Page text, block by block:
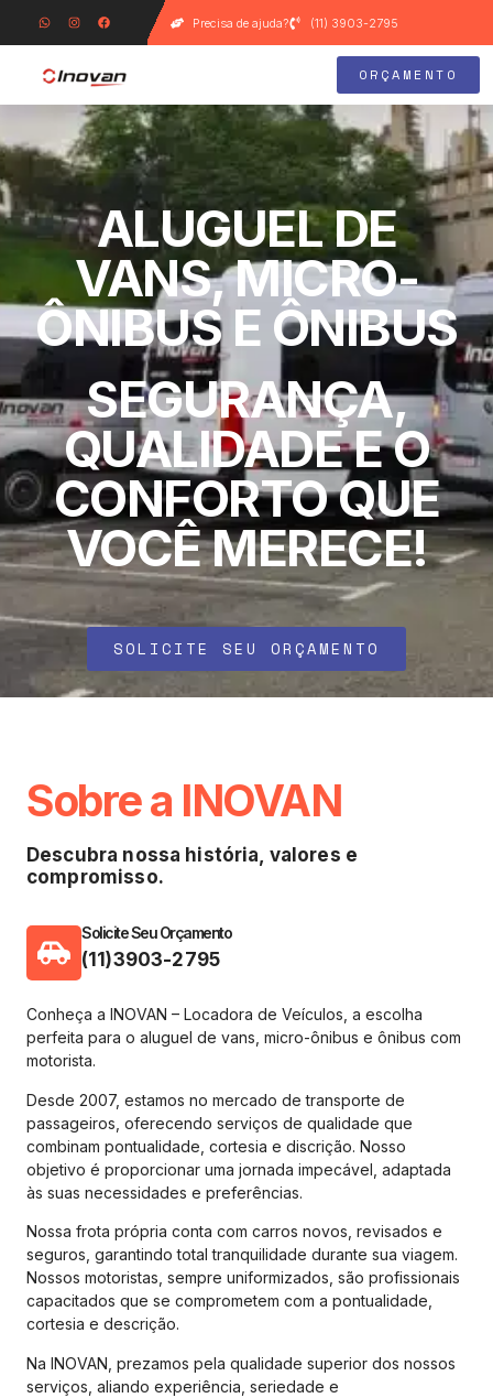
Precisa de ajuda? (11) 3903-2795
ORÇAMENTO
ALUGUEL DE
VANS, MICRO-
ÔNIBUS E ÔNIBUS
SEGURANÇA,
QUALIDADE E O
CONFORTO QUE
VOCÊ MERECE!
SOLICITE SEU ORÇAMENTO
Sobre a INOVAN
Descubra nossa história, valores e
compromisso.
Solicite Seu Orçamento
(11)3903-2795
Conheça a INOVAN – Locadora de Veículos, a escolha
perfeita para o aluguel de vans, micro-ônibus e ônibus com
motorista.
Desde 2007, estamos no mercado de transporte de
passageiros, oferecendo serviços de qualidade que
combinam pontualidade, cortesia e discrição. Nosso
objetivo é proporcionar uma jornada impecável, adaptada
às suas necessidades e preferências.
Nossa frota própria conta com carros novos, revisados e
seguros, garantindo total tranquilidade durante sua viagem.
Nossos motoristas, sempre uniformizados, são profissionais
capacitados que se comprometem com a pontualidade,
cortesia e descrição.
Na INOVAN, prezamos pela qualidade superior dos nossos
serviços, aliando experiência, seriedade e